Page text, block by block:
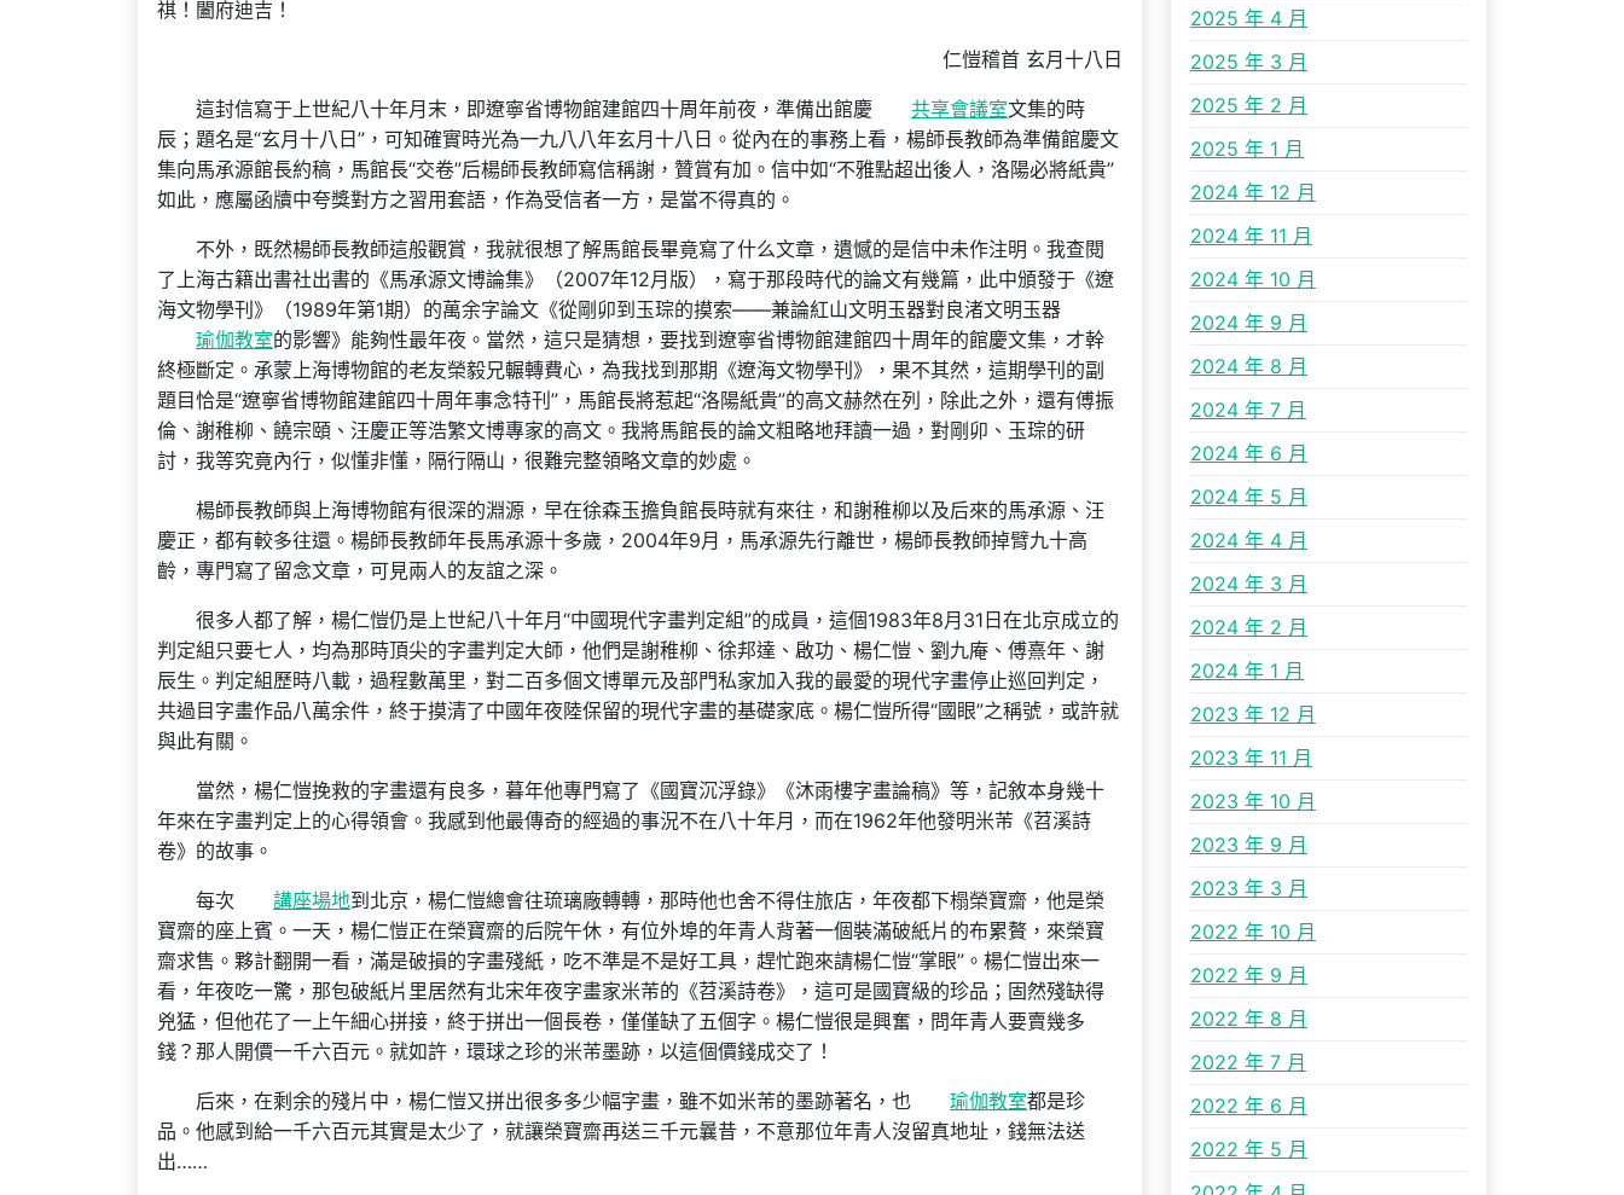
祺！闔府迪吉！
仁愷稽首 玄月十八日
這封信寫于上世紀八十年月末，即遼寧省博物館建館四十周年前夜，準備出館慶 共享會議室文集的時
辰；題名是“玄月十八日”，可知確實時光為一九八八年玄月十八日。從內在的事務上看，楊師長教師為準備館慶文
集向馬承源館長約稿，馬館長“交卷”后楊師長教師寫信稱謝，贊賞有加。信中如“不雅點超出後人，洛陽必將紙貴”
如此，應屬函牘中夸獎對方之習用套語，作為受信者一方，是當不得真的。
不外，既然楊師長教師這般觀賞，我就很想了解馬館長畢竟寫了什么文章，遺憾的是信中未作注明。我查閱
了上海古籍出書社出書的《馬承源文博論集》（2007年12月版），寫于那段時代的論文有幾篇，此中頒發于《遼
海文物學刊》（1989年第1期）的萬余字論文《從剛卯到玉琮的摸索——兼論紅山文明玉器對良渚文明玉器
瑜伽教室的影響》能夠性最年夜。當然，這只是猜想，要找到遼寧省博物館建館四十周年的館慶文集，才幹
終極斷定。承蒙上海博物館的老友榮毅兄輾轉費心，為我找到那期《遼海文物學刊》，果不其然，這期學刊的副
題目恰是“遼寧省博物館建館四十周年事念特刊”，馬館長將惹起“洛陽紙貴”的高文赫然在列，除此之外，還有傅振
倫、謝稚柳、饒宗頤、汪慶正等浩繁文博專家的高文。我將馬館長的論文粗略地拜讀一過，對剛卯、玉琮的研
討，我等究竟內行，似懂非懂，隔行隔山，很難完整領略文章的妙處。
楊師長教師與上海博物館有很深的淵源，早在徐森玉擔負館長時就有來往，和謝稚柳以及后來的馬承源、汪
慶正，都有較多往還。楊師長教師年長馬承源十多歲，2004年9月，馬承源先行離世，楊師長教師掉臂九十高
齡，專門寫了留念文章，可見兩人的友誼之深。
很多人都了解，楊仁愷仍是上世紀八十年月“中國現代字畫判定組”的成員，這個1983年8月31日在北京成立的
判定組只要七人，均為那時頂尖的字畫判定大師，他們是謝稚柳、徐邦達、啟功、楊仁愷、劉九庵、傅熹年、謝
辰生。判定組歷時八載，過程數萬里，對二百多個文博單元及部門私家加入我的最愛的現代字畫停止巡回判定，
共過目字畫作品八萬余件，終于摸清了中國年夜陸保留的現代字畫的基礎家底。楊仁愷所得“國眼”之稱號，或許就
與此有關。
當然，楊仁愷挽救的字畫還有良多，暮年他專門寫了《國寶沉浮錄》《沐雨樓字畫論稿》等，記敘本身幾十
年來在字畫判定上的心得領會。我感到他最傳奇的經過的事況不在八十年月，而在1962年他發明米芾《苕溪詩
卷》的故事。
每次 講座場地到北京，楊仁愷總會往琉璃廠轉轉，那時他也舍不得住旅店，年夜都下榻榮寶齋，他是榮
寶齋的座上賓。一天，楊仁愷正在榮寶齋的后院午休，有位外埠的年青人背著一個裝滿破紙片的布累贅，來榮寶
齋求售。夥計翻開一看，滿是破損的字畫殘紙，吃不準是不是好工具，趕忙跑來請楊仁愷“掌眼”。楊仁愷出來一
看，年夜吃一驚，那包破紙片里居然有北宋年夜字畫家米芾的《苕溪詩卷》，這可是國寶級的珍品；固然殘缺得
兇猛，但他花了一上午細心拼接，終于拼出一個長卷，僅僅缺了五個字。楊仁愷很是興奮，問年青人要賣幾多
錢？那人開價一千六百元。就如許，環球之珍的米芾墨跡，以這個價錢成交了！
后來，在剩余的殘片中，楊仁愷又拼出很多多少幅字畫，雖不如米芾的墨跡著名，也 瑜伽教室都是珍
品。他感到給一千六百元其實是太少了，就讓榮寶齋再送三千元曩昔，不意那位年青人沒留真地址，錢無法送
出……
2025 年 4 月
2025 年 3 月
2025 年 2 月
2025 年 1 月
2024 年 12 月
2024 年 11 月
2024 年 10 月
2024 年 9 月
2024 年 8 月
2024 年 7 月
2024 年 6 月
2024 年 5 月
2024 年 4 月
2024 年 3 月
2024 年 2 月
2024 年 1 月
2023 年 12 月
2023 年 11 月
2023 年 10 月
2023 年 9 月
2023 年 3 月
2022 年 10 月
2022 年 9 月
2022 年 8 月
2022 年 7 月
2022 年 6 月
2022 年 5 月